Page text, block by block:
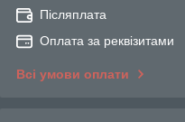
Післяплата
Оплата за реквізитами
Всі умови оплати